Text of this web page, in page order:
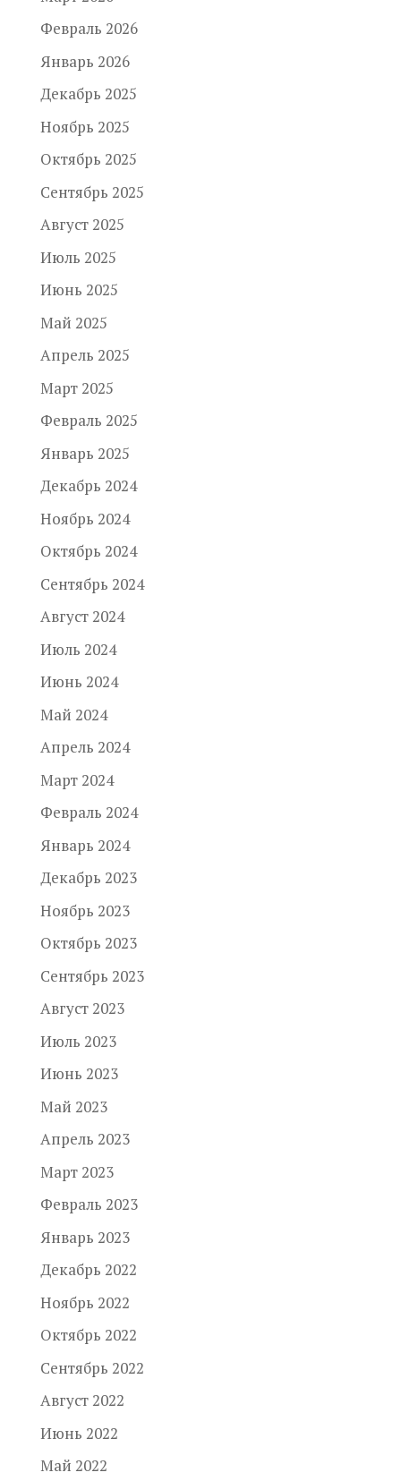
Февраль 2026
Январь 2026
Декабрь 2025
Ноябрь 2025
Октябрь 2025
Сентябрь 2025
Август 2025
Июль 2025
Июнь 2025
Май 2025
Апрель 2025
Март 2025
Февраль 2025
Январь 2025
Декабрь 2024
Ноябрь 2024
Октябрь 2024
Сентябрь 2024
Август 2024
Июль 2024
Июнь 2024
Май 2024
Апрель 2024
Март 2024
Февраль 2024
Январь 2024
Декабрь 2023
Ноябрь 2023
Октябрь 2023
Сентябрь 2023
Август 2023
Июль 2023
Июнь 2023
Май 2023
Апрель 2023
Март 2023
Февраль 2023
Январь 2023
Декабрь 2022
Ноябрь 2022
Октябрь 2022
Сентябрь 2022
Август 2022
Июнь 2022
Май 2022